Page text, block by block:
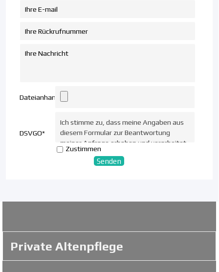
Dateianhang
DSVGO*
Ich stimme zu, dass meine Angaben aus
diesem Formular zur Beantwortung
meiner Anfrage erhoben und verarbeitet
werden.
Zustimmen
Private Altenpflege